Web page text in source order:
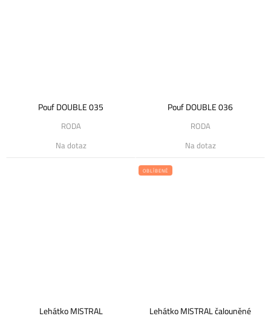
Pouf DOUBLE 035
RODA
Na dotaz
Pouf DOUBLE 036
RODA
Na dotaz
Lehátko MISTRAL
OBLÍBENÉ
Lehátko MISTRAL čalouněné